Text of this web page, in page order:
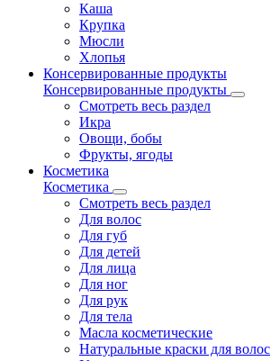
Каша
Крупка
Мюсли
Хлопья
Консервированные продукты
Консервированные продукты
Смотреть весь раздел
Икра
Овощи, бобы
Фрукты, ягоды
Косметика
Косметика
Смотреть весь раздел
Для волос
Для губ
Для детей
Для лица
Для ног
Для рук
Для тела
Масла косметические
Натуральные краски для волос